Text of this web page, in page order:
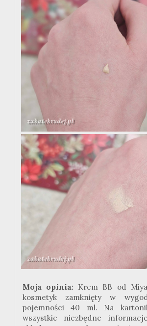
Moja opinia: Krem BB od
kosmetyk zamknięty w
pojemności 40 ml. Na
wszystkie niezbędne